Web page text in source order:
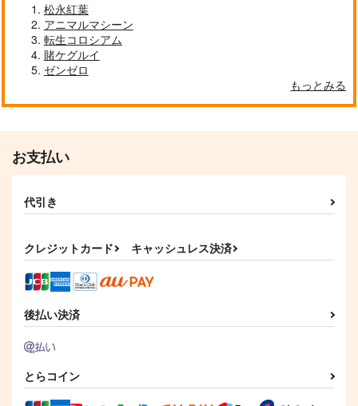
松永紅葉
アニマルマシーン
転生コロシアム
賭ケグルイ
ゼンゼロ
もっとみる
お支払い
代引き
クレジットカード キャッシュレス決済
後払い決済
とらコイン